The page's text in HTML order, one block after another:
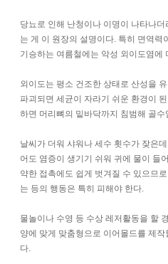
당뇨로 인해 난청이나 이명이 나타나
는 게 이 원장의 설명이다. 특히 면역
기승하는 여름철에는 악성 외이도염에
외이도는 평소 건조한 상태로 산성을
파괴되면 세균이 자라기 쉬운 환경이
하면 머리뼈의 밑바닥까지 침범해 골
날씨가 더워 샤워나 세수 횟수가 잦은
어도 염증이 생기기 쉬워 귀에 물이 들
약한 접촉에도 쉽게 벗겨질 수 있으므
는 등의 행동은 특히 피해야 한다.
물놀이나 수영 등 수상 레저활동을 할
양에 맞게 맞춤형으로 이어몰드를 제
다.